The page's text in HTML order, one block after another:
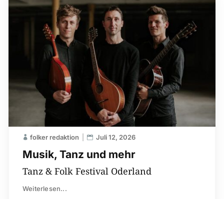
Musik, Tanz und mehr
folker redaktion Juli 12, 2026
Tanz & Folk Festival Oderland
Weiterlesen...